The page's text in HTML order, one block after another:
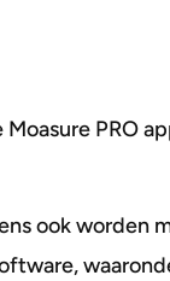
PRO
ook worden